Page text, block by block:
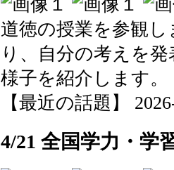
道徳の授業を参観
り、自分の考えを
様子を紹介します。
【最近の話題】
4/21 全国学力・